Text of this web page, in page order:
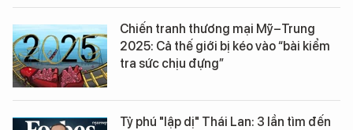
Chiến tranh thương mại Mỹ–Trung
2025: Cả thế giới bị kéo vào “bài kiểm
tra sức chịu đựng”
Tỷ phú "lập dị" Thái Lan: 3 lần tìm đến